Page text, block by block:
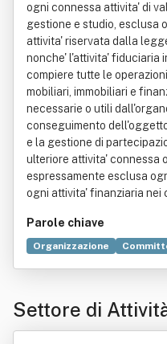
ogni connessa attivita' di
gestione e studio, esclusa
attivita' riservata dalla
nonche' l'attivita' fiduciaria
compiere tutte le
mobiliari, immobiliari e
necessarie o utili
conseguimento
e la gestione di
ulteriore attivita' connessa
espressamente esclusa
ogni attivita' finanziaria nei
Parole chiave
Organizzazione
Ricerca scientifica
Settore di